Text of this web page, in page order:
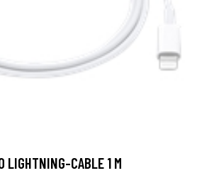
LIGHTNING-CABLE 1 M